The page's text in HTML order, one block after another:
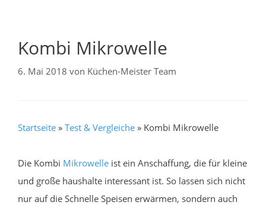
Kombi Mikrowelle
6. Mai 2018 von Küchen-Meister Team
Startseite » Test & Vergleiche » Kombi Mikrowelle
Die Kombi Mikrowelle ist ein Anschaffung, die für kleine
und große haushalte interessant ist. So lassen sich nicht
nur auf die Schnelle Speisen erwärmen, sondern auch